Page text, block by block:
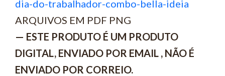
dia-do-trabalhador-combo-bella-ideia
ARQUIVOS EM PDF PNG
— ESTE PRODUTO É UM PRODUTO
DIGITAL, ENVIADO POR EMAIL , NÃO É
ENVIADO POR CORREIO.